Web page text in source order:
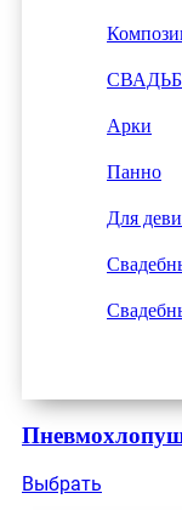
Арки
Панно
Для
Выбрать